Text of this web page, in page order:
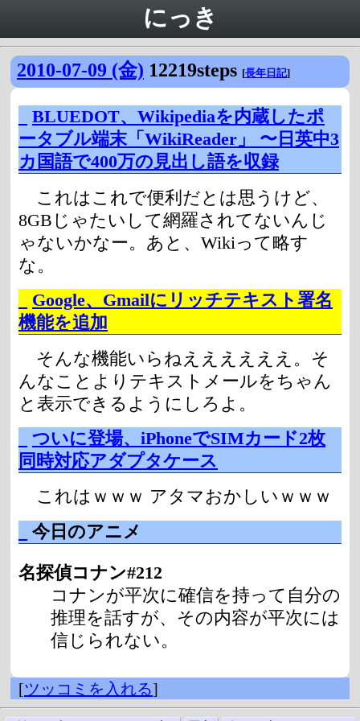
にっき
2010-07-09 (金) 12219steps [長年日記]
BLUEDOT、Wikipediaを内蔵したポ
ータブル端末「WikiReader」 〜日英中3
カ国語で400万の見出し語を収録
これはこれで便利だとは思うけど、
8GBじゃたいして網羅されてないんじ
ゃないかなー。あと、Wikiって略す
な。
Google、Gmailにリッチテキスト署名
機能を追加
そんな機能いらねええええええ。そ
んなことよりテキストメールをちゃん
と表示できるようにしろよ。
ついに登場、iPhoneでSIMカード2枚
同時対応アダプタケース
これはｗｗｗ アタマおかしいｗｗｗ
今日のアニメ
名探偵コナン#212
コナンが平次に確信を持って自分の
推理を話すが、その内容が平次には
信じられない。
[ツッコミを入れる]